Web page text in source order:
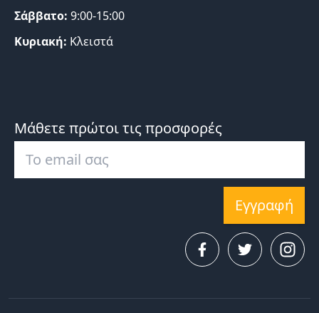
Σάββατο: 9:00-15:00
Κυριακή: Κλειστά
Μάθετε πρώτοι τις προσφορές
Εγγραφή